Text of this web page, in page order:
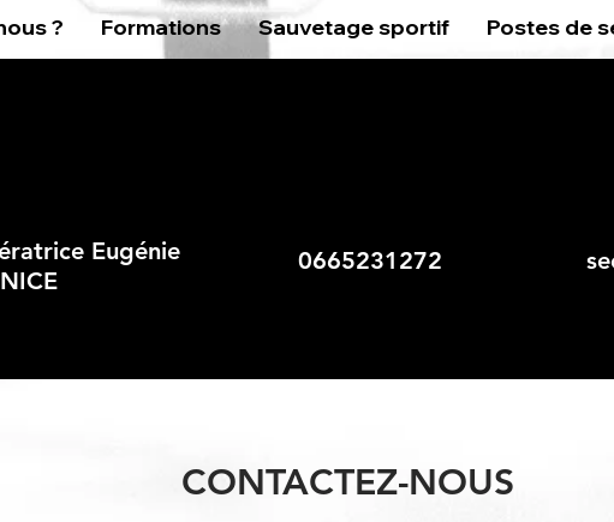
? Formations Sauvetage sportif Postes de
Eugénie
0665231272
CONTACTEZ-NOUS